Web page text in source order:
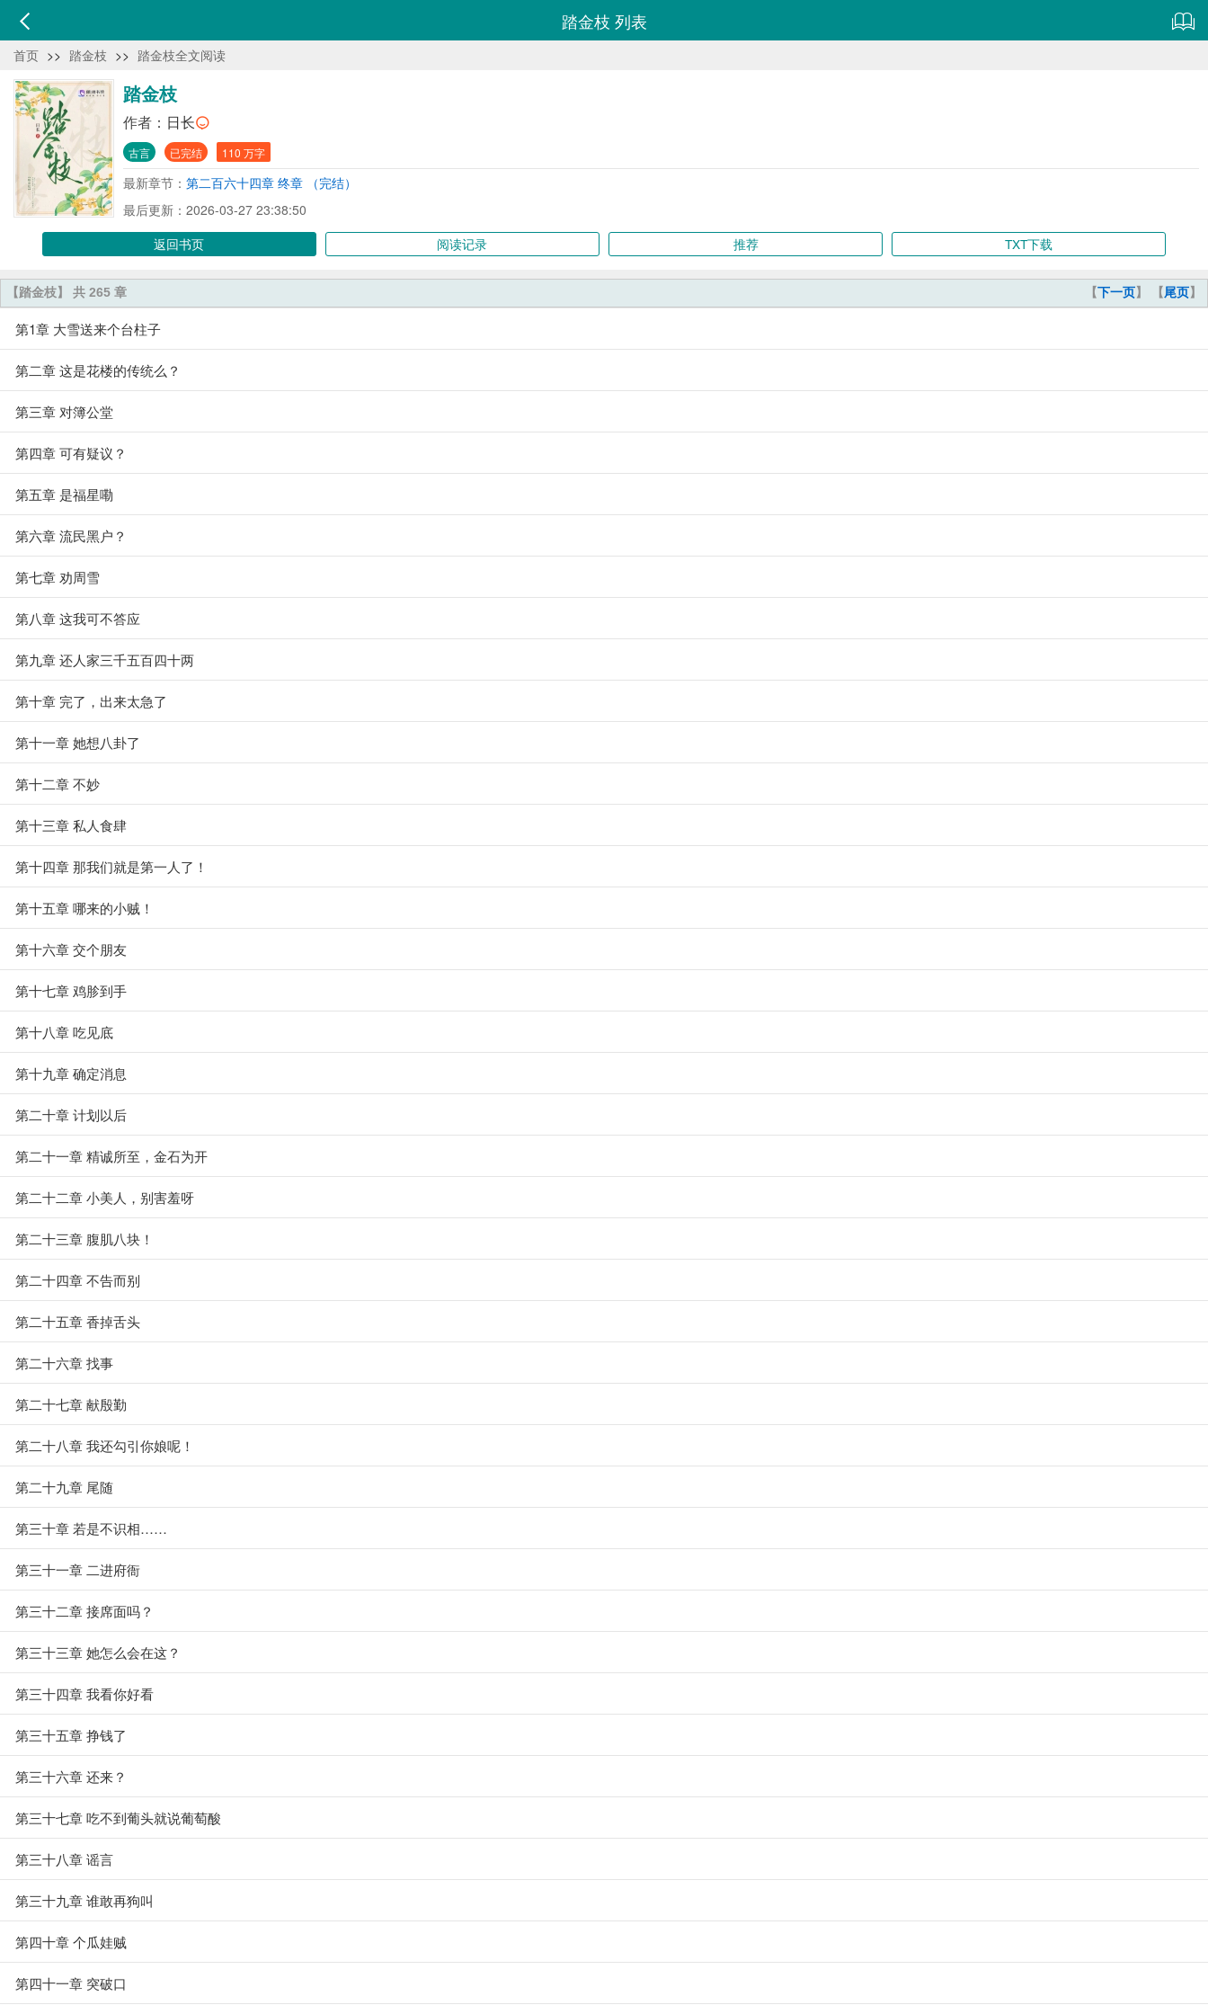
踏金枝 列表
首页 >> 踏金枝 >> 踏金枝全文阅读
踏金枝
作者： 日长
古言 已完结 110 万字
最新章节： 第二百六十四章 终章 （完结）
最后更新：2026-03-27 23:38:50
返回书页
阅读记录 推荐 TXT下载
【下一页】 【尾页】
【踏金枝】 共 265 章
第1章 大雪送来个台柱子
第二章 这是花楼的传统么？
第三章 对簿公堂
第四章 可有疑议？
第五章 是福星嘞
第六章 流民黑户？
第七章 劝周雪
第八章 这我可不答应
第九章 还人家三千五百四十两
第十章 完了，出来太急了
第十一章 她想八卦了
第十二章 不妙
第十三章 私人食肆
第十四章 那我们就是第一人了！
第十五章 哪来的小贼！
第十六章 交个朋友
第十七章 鸡胗到手
第十八章 吃见底
第十九章 确定消息
第二十章 计划以后
第二十一章 精诚所至，金石为开
第二十二章 小美人，别害羞呀
第二十三章 腹肌八块！
第二十四章 不告而别
第二十五章 香掉舌头
第二十六章 找事
第二十七章 献殷勤
第二十八章 我还勾引你娘呢！
第二十九章 尾随
第三十章 若是不识相……
第三十一章 二进府衙
第三十二章 接席面吗？
第三十三章 她怎么会在这？
第三十四章 我看你好看
第三十五章 挣钱了
第三十六章 还来？
第三十七章 吃不到葡头就说葡萄酸
第三十八章 谣言
第三十九章 谁敢再狗叫
第四十章 个瓜娃贼
第四十一章 突破口